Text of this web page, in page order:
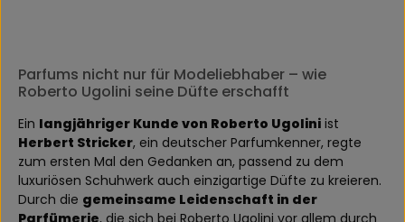
Parfums nicht nur für Modeliebhaber – wie
Roberto Ugolini seine Düfte erschafft
Ein langjähriger Kunde von Roberto Ugolini ist
Herbert Stricker, ein deutscher Parfumkenner, regte
zum ersten Mal den Gedanken an, passend zu dem
luxuriösen Schuhwerk auch einzigartige Düfte zu kreieren.
Durch die gemeinsame Leidenschaft in der